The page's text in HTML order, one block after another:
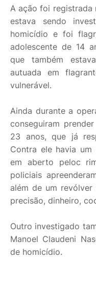
A ação foi registrada
estava sendo
homicídio e foi
adolescente de 14
que também
autuada em
vulnerável.
Ainda durante a
conseguiram
23 anos, que já
Contra ele havia
em aberto peloc
policiais
além de um
precisão, dinheiro,
Outro investigado
Manoel Claudeni
de homicídio.